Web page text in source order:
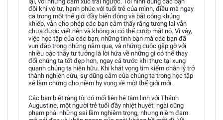
đôi khi vô tư, hạnh phúc với tuổi trẻ của mình, điều mà ngay
cả trong một thế giới đầy biến động và bất công khủng
khiếp, vẫn cho phép các bạn cảm thấy rằng tương lai vẫn
chưa được viết nên và không ai có thể cướp mất nó. Vì vậy,
việc học tập của các bạn, những tình bạn mà các bạn đã
vun đắp trong những năm qua, và những cuộc gặp gỡ với
nhiều bậc thầy tư tưởng là lời hứa về những gì có thể thay
đổi chúng ta tốt đẹp hơn, ngay cả trước khi thực tại xung
quanh chúng ta hiện hữu. Khi khát vọng tìm kiếm chân lý trở
thành nghiên cứu, sự dũng cảm của chúng ta trong học tập
sẽ làm chứng cho niềm hy vọng về một thế giới mới.
Các bạn biết rằng tôi có mối liên hệ tâm linh với Thánh
Augustine, một người trẻ tuổi đầy nhiệt huyết: ngài cũng
phạm phải những sai lầm nghiêm trọng, nhưng niềm đam